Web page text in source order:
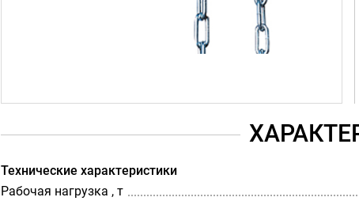
Технические характеристики
Рабочая нагрузка , т